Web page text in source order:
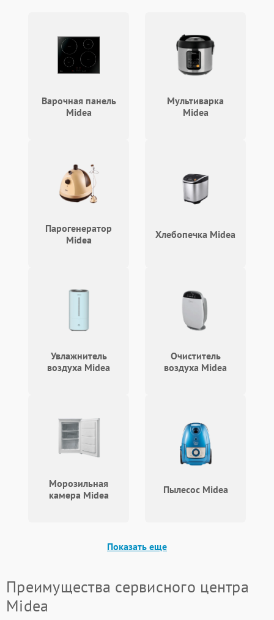
Варочная панель
Midea
Мультиварка
Midea
Парогенератор
Midea
Хлебопечка Midea
Увлажнитель
воздуха Midea
Очиститель
воздуха Midea
Морозильная
камера Midea
Пылесос Midea
Показать еще
Преимущества сервисного центра
Midea